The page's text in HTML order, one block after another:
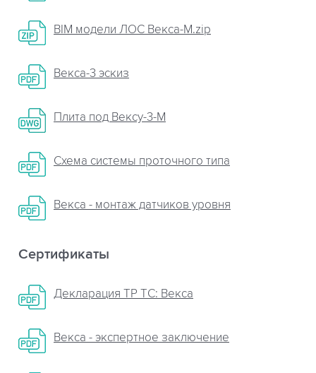
BIM модели ЛОС Векса-М.zip
Векса-3 эскиз
Плита пoд Вексу-3-М
Схема системы проточного типа
Векса - монтаж датчиков уровня
Сертификаты
Декларация ТР ТС: Векса
Векса - экспертное заключение